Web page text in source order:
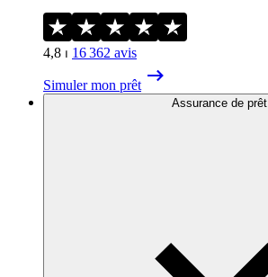
4,8 ⏐ 16 362 avis
Simuler mon prêt
Assurance de prêt